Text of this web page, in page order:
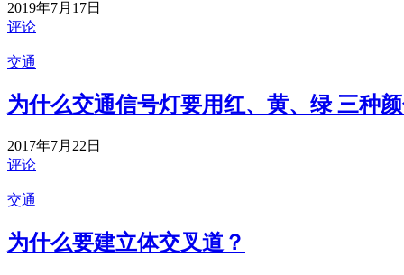
2019年7月17日
评论
交通
为什么交通信号灯要用红、黄、绿 三种颜
2017年7月22日
评论
交通
为什么要建立体交叉道？